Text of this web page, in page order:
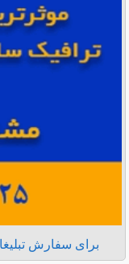
برای سفارش